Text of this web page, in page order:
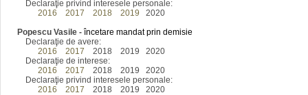
Declaraţie privind interesele personale:
2016
2017 2018 2019 2020
Popescu Vasile - încetare mandat prin demisie
Declaraţie de avere:
2016
2017 2018 2019 2020
Declaraţie de interese:
2016
2017 2018 2019 2020
Declaraţie privind interesele personale:
2016
2017 2018 2019 2020